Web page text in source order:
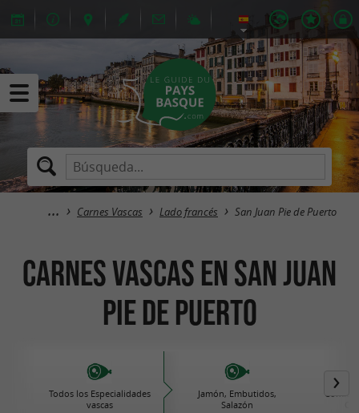
Carnes Vascas Lado francés San Juan Pie de Puerto
Carnes Vascas en San Juan
Pie de Puerto
Todos los Especialidades
vascas
Jamón, Embutidos,
Salazón